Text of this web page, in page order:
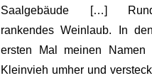
Saalgebäude […]
rankendes Weinlaub. In
ersten Mal meinen
Kleinvieh umher und